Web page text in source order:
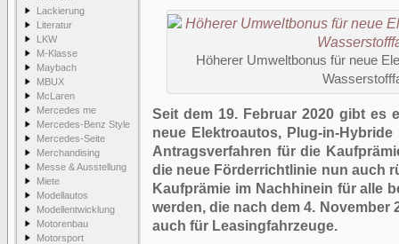
Lackierung
Literatur
LKW
M-Klasse
Maybach
MBUX
McLaren
Mercedes me
Mercedes-Benz Style
Mercedes-Seite
Merchandising
Messe & Ausstellung
Miete
Modellautos
Modellentwicklung
Motorenbau
Motorsport
Höherer Umweltbonus für neue
Seit dem 19. Februar 2020 gibt es
neue Elektroautos, Plug-in-
Antragsverfahren für die
die neue Förderrichtlinie nun auch
Kaufprämie im Nachhinein für alle
werden, die nach dem 4. November
auch für Leasingfahrzeuge.